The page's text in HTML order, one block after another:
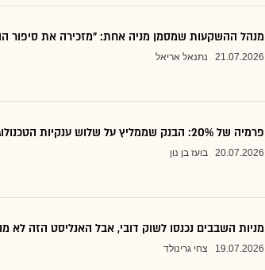
מנהל ההשקעות שמסמן מניה אחת: "מזכירה את סיפור
21.07.2026 נתנאל אריאל
פרמיה של 20%: הבנק שממליץ על שלוש ענקיות הטכנולוגיה
20.07.2026 בועז בן נון
מניות השבבים נכנסו לשוק דובי, אבל האנליסט הזה לא
19.07.2026 צחי גרינולד